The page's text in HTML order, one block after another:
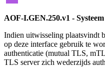
AOF-I.GEN.250.v1 -
Indien uitwisseling plaatsvindt
op deze interface gebruik te
authenticatie (mutual TLS,
TLS server zich wederzijds